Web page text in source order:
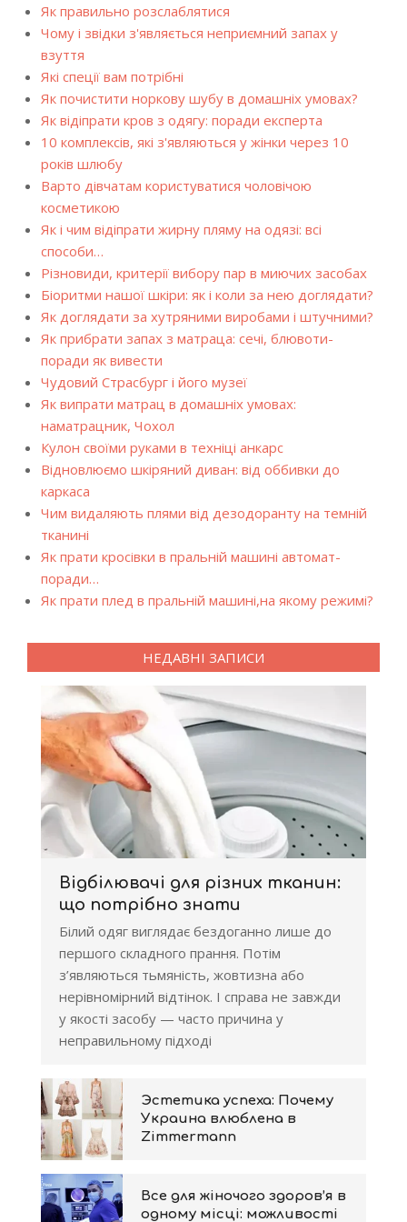
Як правильно розслаблятися
Чому і звідки з'являється неприємний запах у
взуття
Які спеції вам потрібні
Як почистити норкову шубу в домашніх умовах?
Як відіпрати кров з одягу: поради експерта
10 комплексів, які з'являються у жінки через 10
років шлюбу
Варто дівчатам користуватися чоловічою
косметикою
Як і чим відіпрати жирну пляму на одязі: всі
способи…
Різновиди, критерії вибору пар в миючих засобах
Біоритми нашої шкіри: як і коли за нею доглядати?
Як доглядати за хутряними виробами і штучними?
Як прибрати запах з матраца: сечі, блювоти-
поради як вивести
Чудовий Страсбург і його музеї
Як випрати матрац в домашніх умовах:
наматрацник, Чохол
Кулон своїми руками в техніці анкарс
Відновлюємо шкіряний диван: від оббивки до
каркаса
Чим видаляють плями від дезодоранту на темній
тканині
Як прати кросівки в пральній машині автомат-
поради…
Як прати плед в пральній машині,на якому режимі?
НЕДАВНІ ЗАПИСИ
Відбілювачі для різних тканин:
що потрібно знати
Білий одяг виглядає бездоганно лише до
першого складного прання. Потім
з’являються тьмяність, жовтизна або
нерівномірний відтінок. І справа не завжди
у якості засобу — часто причина у
неправильному підході
Эстетика успеха: Почему
Украина влюблена в
Zimmermann
Все для жіночого здоров’я в
одному місці: можливості